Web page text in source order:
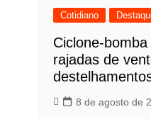
Cotidiano
Ciclone-
rajadas de
8 de agosto de